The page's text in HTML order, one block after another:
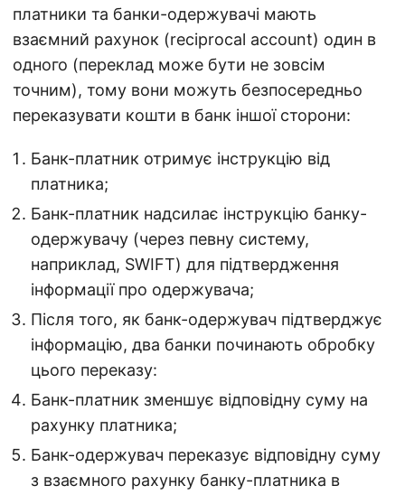
платники та банки-одержувачі мають
взаємний рахунок (reciprocal account) один в
одного (переклад може бути не зовсім
точним), тому вони можуть безпосередньо
переказувати кошти в банк іншої сторони:
Банк-платник отримує інструкцію від
платника;
Банк-платник надсилає інструкцію банку-
одержувачу (через певну систему,
наприклад, SWIFT) для підтвердження
інформації про одержувача;
Після того, як банк-одержувач підтверджує
інформацію, два банки починають обробку
цього переказу:
Банк-платник зменшує відповідну суму на
рахунку платника;
Банк-одержувач переказує відповідну суму
з взаємного рахунку банку-платника в